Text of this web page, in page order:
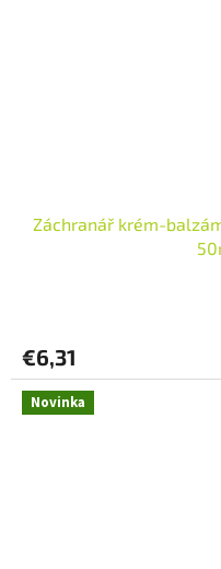
Záchranář krém-
€6,31
Novinka